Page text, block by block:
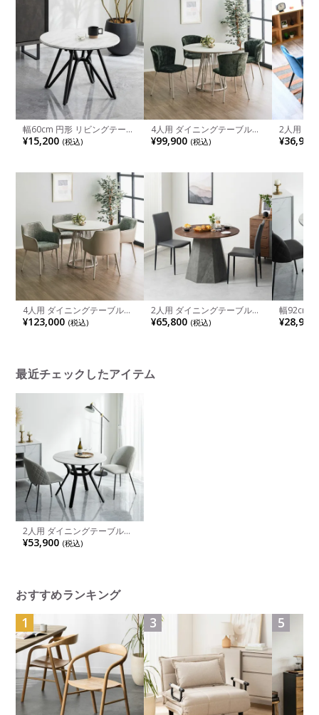
幅60cm 円形 リビングテーブ
ル 大理石調 モダン ローテー
ブル コンパクト テーブル メ
イト 白
¥15,200 (税込)
4人用 ダイニングテーブルセ
ット 5点 木目調 ダイニング
丸型テーブル おしゃれ モダ
×1 チェア×4)
¥99,900 (税込)
2人用 ダ
ット 3点
方形 肘な
テーブル
¥36,900
4人用 ダイニングテーブルセ
ット 5点 木目調 ダイニング
丸型テーブル おしゃれ カフ
¥123,000 (税込)
2人用 ダイニングテーブルセ
ット 円形 3点 ALT 木目 丸テ
ーブル ダイニングチェア ス
¥65,800 (税込)
幅92cm
ブル 大理
ミン メラ
¥28,900
最近チェックしたアイテム
2人用 ダイニングテーブルセ
ット 3点 大理石調 円形 食卓
テーブル メラミン 肘なし 食
¥53,900 (税込)
おすすめランキング
1 3 5